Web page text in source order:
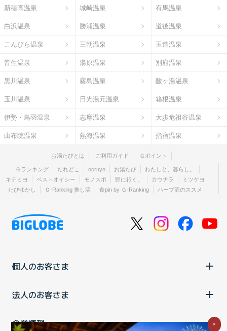
新穂高温泉 城崎温泉 有馬温泉
白浜温泉 勝浦温泉 道後温泉
こんぴら温泉 三朝温泉 玉造温泉
皆生温泉 湯原温泉 別府温泉
黒川温泉 霧島温泉 酸ヶ湯温泉
玉川温泉 日光湯元温泉 箱根温泉
伊勢・鳥羽温泉 志摩温泉 大歩危祖谷温泉
由布院温泉 熱海温泉 指宿温泉
お湯たびとは ご利用ガイド Ｇポイント
Ｇランキング だれどこ ocruyo お湯たび
わたしと、暮らし。
キテミヨ
ベストオイシー モノスポ 野に行く。 カウナラ
ミツケヨ
たびゆかし
Ｇ-Ranking 推し活 食pin by Ｇ-Ranking ハーブ酒のススメ
個人のお客さま
法人のお客さま
企業情報 ×